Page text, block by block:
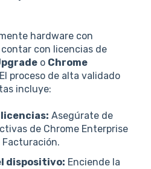
hardware con
contar con licencias de
o Chrome
proceso de alta validado
incluye:
Asegúrate de
de Chrome Enterprise
dispositivo: Enciende la